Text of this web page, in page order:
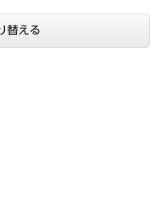
替える